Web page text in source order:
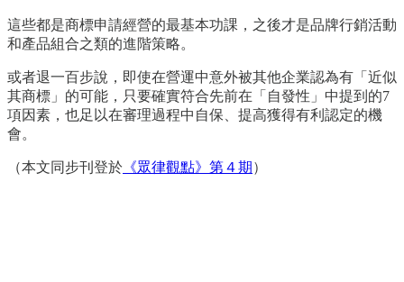
這些都是商標申請經營的最基本功課，之後才是品牌行銷活動
和產品組合之類的進階策略。
或者退一百步說，即使在營運中意外被其他企業認為有「近似
其商標」的可能，只要確實符合先前在「自發性」中提到的7
項因素，也足以在審理過程中自保、提高獲得有利認定的機
會。
（本文同步刊登於 《眾律觀點》第４期 ）